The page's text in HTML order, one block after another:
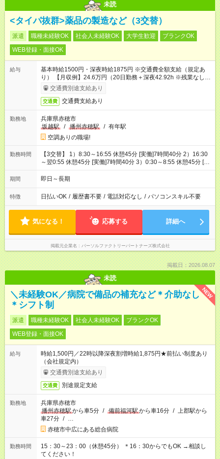
未読
<タイパ抜群>薬品の製造など（3交替）
派遣 職種未経験OK 社会人未経験OK 大学生歓迎
ブランクOK
WEB登録・面接OK
給与
基本時給1500円・深夜時給1875円 ※交通費全額支給（規定あ
り） 【月収例】24.6万円（20日勤務＋深夜42.92h ※残業なしの
場合）交通費別途支給あり
交通費 交通費支給あり
勤務地
兵庫県赤穂市
坂越駅
/ 播州赤穂駅 / 有年駅
空調ありの職場!
勤務時間
【3交替】 1）8:30～16:55 休憩45分 [実働]7時間40分 2）16:30
～翌0:55 休憩45分 [実働]7時間40分 3）0:30～8:55 休憩45分 [実
働]7時間40分
期間 即日～長期
特徴 日払いOK / 履歴書不要 / 電話対応なし / パソコンスキル不要
気になる！ 応募する 詳細へ
掲載元企業名 パーソルファクトリーパートナーズ株式会社
掲載日：2026.08.07
未読
NEW
＼未経験OK／病院で備品の補充など＊介助なし
＊シフト制
派遣 職種未経験OK 社会人未経験OK
ブランクOK
WEB登録・面接OK
給与
時給1,500円／22時以降深夜割増時給1,875円★前払い制度あり
（会社規定内）
交通費別途支給あり
交通費 別途規定支給
勤務地
兵庫県赤穂市
播州赤穂駅から車5分 / 備前福河駅から車16分 / 上郡駅から
車27分 / …
赤穂市中広にある総合病院
勤務時間
15：30～23：00（休憩45分） ＊16：30からでもOK →相談し
てください！